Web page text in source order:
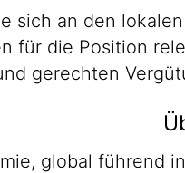
sich an den
für die Position
gerechten
global führend